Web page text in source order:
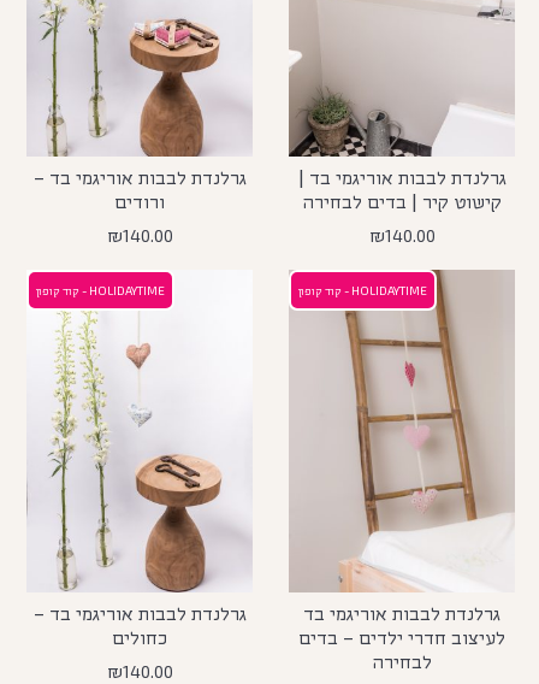
גרלנדת לבבות אוריגמי בד |
קישוט קיר | בדים לבחירה
₪140.00
גרלנדת לבבות אוריגמי בד –
ורודים
₪140.00
HOLIDAYTIME - קוד קופון
גרלנדת לבבות אוריגמי בד
לעיצוב חדרי ילדים – בדים
לבחירה
HOLIDAYTIME - קוד קופון
גרלנדת לבבות אוריגמי בד –
כחולים
₪140.00